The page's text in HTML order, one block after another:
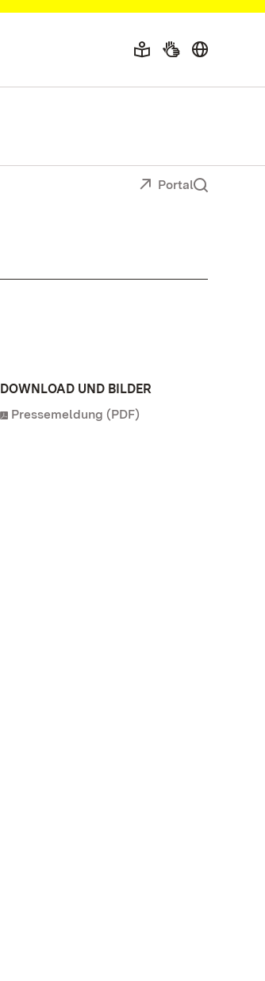
Portal
DOWNLOAD UND BILDER
Pressemeldung (PDF)